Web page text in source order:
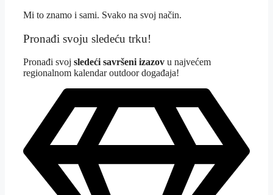
Mi to znamo i sami. Svako na svoj način.
Pronađi svoju sledeću trku!
Pronađi svoj sledeći savršeni izazov u najvećem
regionalnom kalendar outdoor događaja!